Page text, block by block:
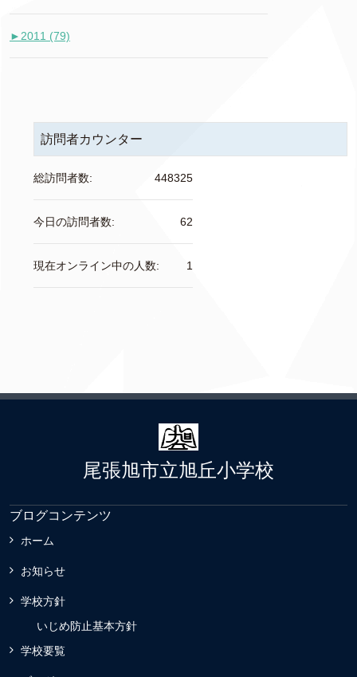
► 2011 (79)
訪問者カウンター
448325
総訪問者数:
62
今日の訪問者数:
1
現在オンライン中の人数:
尾張旭市立旭丘小学校
ブログコンテンツ
ホーム
お知らせ
学校方針
いじめ防止基本方針
学校要覧